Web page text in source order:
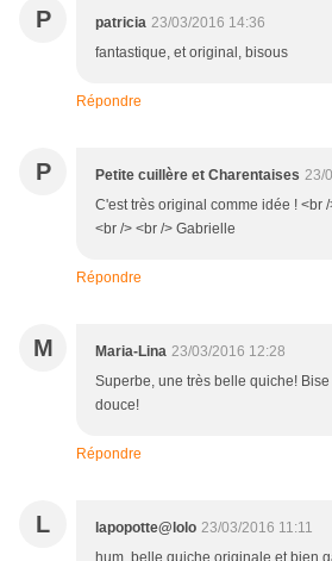
P patricia 23/03/2016 14:36
fantastique, et original, bisous
Répondre
P Petite cuillère et Charentaises 23/
C'est très original comme idée ! <br
<br /> <br /> Gabrielle
Répondre
M Maria-Lina 23/03/2016 12:28
Superbe, une très belle quiche!
douce!
Répondre
L lapopotte@lolo 23/03/2016 11:11
hum, belle quiche originale et bien